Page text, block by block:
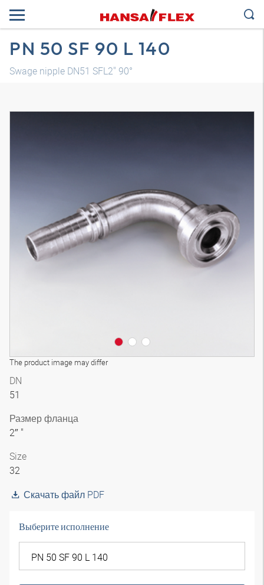
PN 50 SF 90 L 140
Swage nipple DN51 SFL2" 90°
The product image may differ
Трехмерная модель
DN
51
Размер фланца
2″ "
Size
32
Скачать файл PDF
Выберите исполнение